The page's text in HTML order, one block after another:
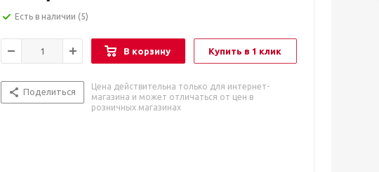
Есть в наличии (5)
В корзину Купить в 1 клик
Поделиться
Цена действительна только для интернет-
магазина и может отличаться от цен в
розничных магазинах